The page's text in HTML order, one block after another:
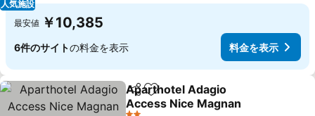
人気施設
最安値 ￥10,385
6件のサイトの料金を表示 料金を表示
シェアお気に入りに追加
Aparthotel Adagio
Access Nice Magnan